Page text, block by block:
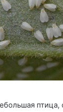
птица,